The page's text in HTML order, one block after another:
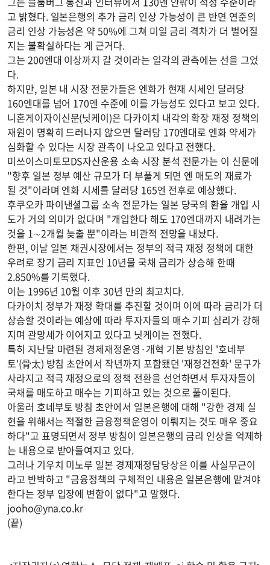
고 밝혔다. 일본은행의 추가 금리 인상 가능성이 큰 반면 연준의
금리 인상 가능성은 약 50%에 그쳐 미일 금리 격차가 더 벌어질
지는 불확실하다는 게 근거다.
그는 200엔대 이상까지 갈 것이라는 일각의 관측에는 선을 그었
다.
하지만, 일본 내 시장 전문가들은 엔화가 현재 시세인 달러당
160엔대를 넘어 170엔 수준에 이를 가능성도 있다고 보고 있다.
니혼게이자이신문(닛케이)은 다카이치 내각의 확장 재정 정책의
재원이 명확히 드러나지 않으면 달러당 170엔대로 엔화 약세가
심화할 수 있다는 시장 관측이 나오고 있다고 전했다.
미쓰이스미토모DS자산운용 소속 시장 분석 전문가는 이 신문에
"향후 일본 정부 예산 규모가 더 부풀게 되면 엔 매도의 재료가
될 것"이라며 엔화 시세를 달러당 165엔 전후로 예상했다.
후쿠오카 파이낸셜그룹 소속 전문가는 일본 당국의 환율 개입 시
도가 거의 의미가 없다며 "개입한다 해도 170엔대까지 내려가는
것을 1∼2개월 늦출 뿐"이라는 비관적 전망을 내놨다.
한편, 이날 일본 채권시장에서는 정부의 적극 재정 정책에 대한
우려로 장기 금리 지표인 10년물 국채 금리가 상승해 한때
2.850%를 기록했다.
이는 1996년 10월 이후 30년 만의 최고치다.
다카이치 정부가 재정 확대를 추진할 것이며 이에 따라 금리가 더
상승할 것이라는 예상에 따라 투자자들의 매수 기피 심리가 강해
지며 관망세가 이어지고 있다고 닛케이는 전했다.
특히 지난달 마련된 경제재정운영·개혁 기본 방침인 '호네부
토'(骨太) 방침 초안에서 작년까지 포함됐던 '재정건전화' 문구가
사라지고 적극 재정으로의 정책 전환을 선언하면서 투자자들이
국채를 매도하고 매수는 기피하고 있는 것으로 풀이된다.
아울러 호네부토 방침 초안에서 일본은행에 대해 "강한 경제 실
현을 위해서는 적절한 금융정책운영이 이뤄지는 것도 매우 중요
하다"고 표명되면서 정부 방침이 일본은행의 금리 인상을 억제하
는 내용으로 받아들여지고 있다.
그러나 기우치 미노루 일본 경제재정담당상은 이를 사실무근이
라고 반박하고 "금융정책의 구체적인 내용은 일본은행에 맡겨야
한다는 정부 입장에 변함이 없다"고 말했다.
jooho@yna.co.kr
(끝)